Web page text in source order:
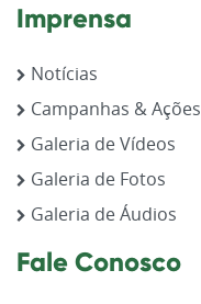
Imprensa
Notícias
Campanhas & Ações
Galeria de Vídeos
Galeria de Fotos
Galeria de Áudios
Fale Conosco